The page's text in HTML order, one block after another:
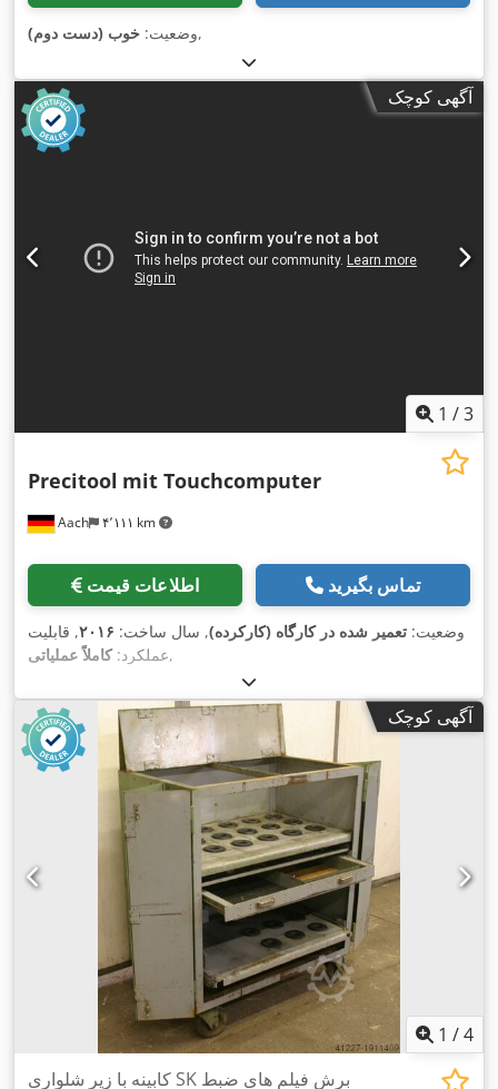
وضعیت: خوب (دست دوم) ,
آگهی کوچک
1 /3
Aach ۴٬۱۱۱ km
Precitool mit Touchcomputer
اطلاعات قیمت تماس بگیرید
وضعیت: تعمیر شده در کارگاه (کارکرده), سال ساخت: ۲۰۱۶, قابلیت
عملکرد:کاملاً عملیاتی ,
آگهی کوچک
1 /4
کابینه با زیر شلواری SK برش فیلم های ضبط